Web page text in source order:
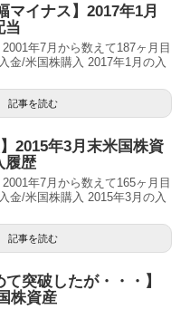
マイナス】2017年1月
当
年7月から数えて187ヶ月目
金/米国株購入 2017年1月の入
記事を読む
2015年3月末米国株資
履歴
年7月から数えて165ヶ月目
金/米国株購入 2015年3月の入
記事を読む
て突破したが・・・】
株資産